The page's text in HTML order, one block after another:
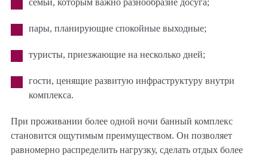
семьи, которым важно разнообразие досуга;
пары, планирующие спокойные выходные;
туристы, приезжающие на несколько дней;
гости, ценящие развитую инфраструктуру внутри
комплекса.
При проживании более одной ночи банный комплекс
становится ощутимым преимуществом. Он позволяет
равномерно распределить нагрузку, сделать отдых более